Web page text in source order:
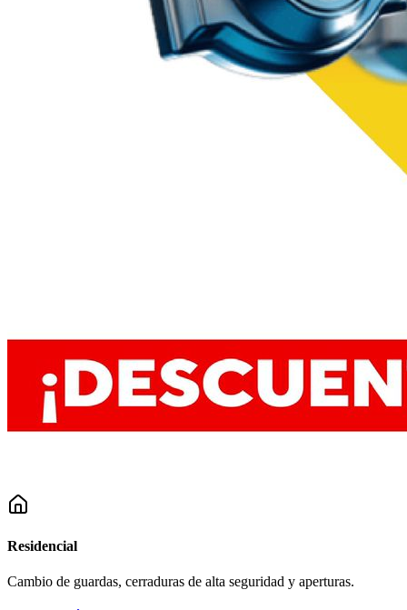
Residencial
Cambio de guardas, cerraduras de alta seguridad y aperturas.